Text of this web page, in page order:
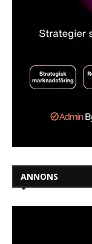
ANNONS